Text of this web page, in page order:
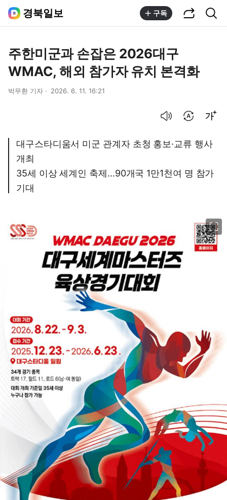
경북일보 구독
주한미군과 손잡은 2026대구
WMAC, 해외 참가자 유치 본격화
박무환 기자 2026. 6. 11. 16:21
대구스타디움서 미군 관계자 초청 홍보·교류 행사
개최
35세 이상 세계인 축제…90개국 1만1천여 명 참가
기대